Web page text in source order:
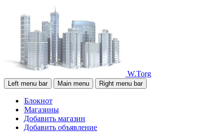
W.Torg
Left menu bar Main menu Right menu bar
Блокнот
Магазины
Добавить магазин
Добавить объявление